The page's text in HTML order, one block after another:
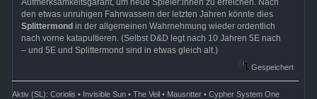
Aufmerksamkeitsgarant, um neue Spieler:innen zu erreichen. Nach
den etwas unruhigen Fahrwassern der letzten Jahren könnte dies
Splittermond in der allgemeinen Wahrnehmung wieder ordentlich
nach vorne katapultieren. (Selbst D&D legt nach 10 Jahren 5E nach
– und 5E und Splittermond sind in etwas gleich alt.)
Gespeichert
Aktiv (SL): Coriolis • Invisible Sun • The Veil • Mausritter • Cypher System One